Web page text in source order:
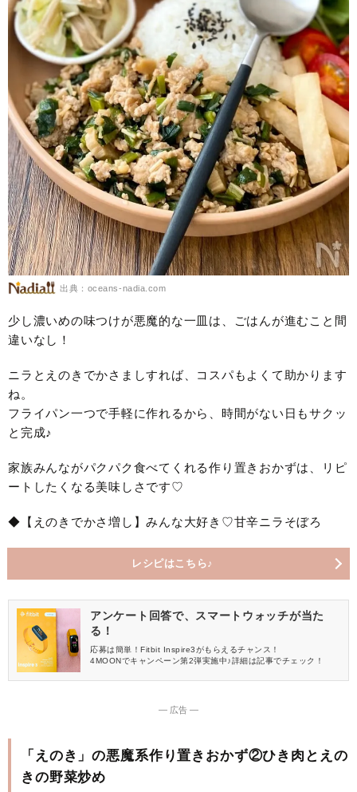
出典：oceans-nadia.com
少し濃いめの味つけが悪魔的な一皿は、ごはんが進むこと間
違いなし！
ニラとえのきでかさましすれば、コスパもよくて助かります
ね。
フライパン一つで手軽に作れるから、時間がない日もサクッ
と完成♪
家族みんながパクパク食べてくれる作り置きおかずは、リピ
ートしたくなる美味しさです♡
◆【えのきでかさ増し】みんな大好き♡甘辛ニラそぼろ
レシピはこちら♪
アンケート回答で、スマートウォッチが当た
る！
応募は簡単！Fitbit Inspire3がもらえるチャンス！
4MOONでキャンペーン第2弾実施中♪詳細は記事でチェック！
― 広告 ―
「えのき」の悪魔系作り置きおかず②ひき肉とえの
きの野菜炒め